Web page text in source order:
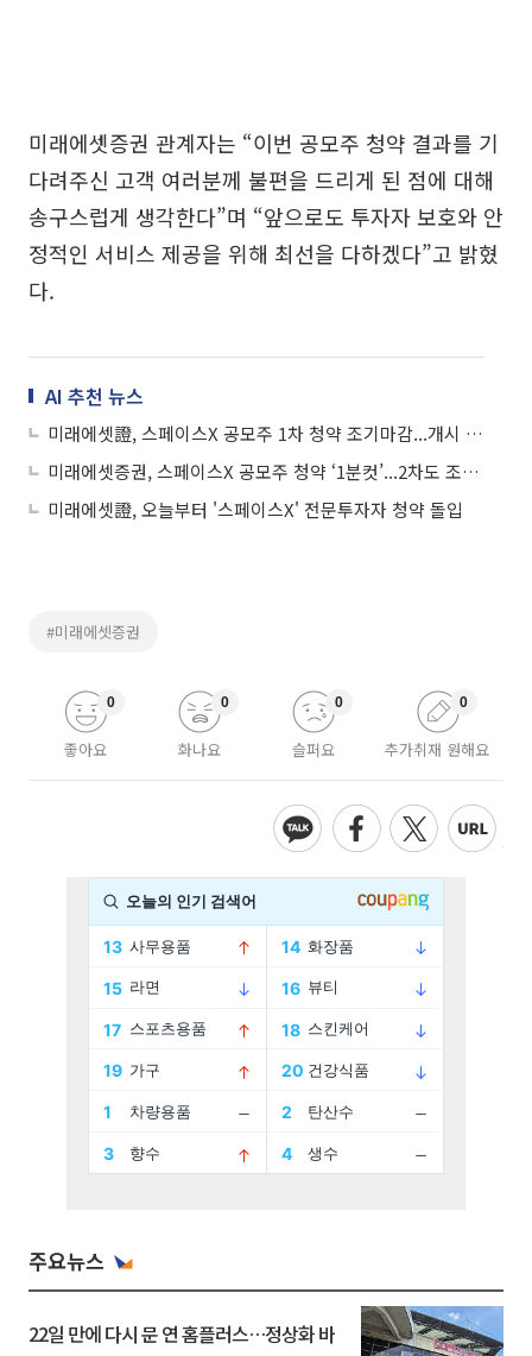
미래에셋증권 관계자는 “이번 공모주 청약 결과를 기
다려주신 고객 여러분께 불편을 드리게 된 점에 대해
송구스럽게 생각한다”며 “앞으로도 투자자 보호와 안
정적인 서비스 제공을 위해 최선을 다하겠다”고 밝혔
다.
AI 추천 뉴스
미래에셋證, 스페이스X 공모주 1차 청약 조기마감...개시 직후 3억달러 매진
미래에셋증권, 스페이스X 공모주 청약 ‘1분컷’...2차도 조기 완판
미래에셋證, 오늘부터 '스페이스X' 전문투자자 청약 돌입
#미래에셋증권
좋아요
0
화나요
0
슬퍼요
0
추가취재 원해요
0
주요뉴스
22일 만에 다시 문 연 홈플러스…정상화 바